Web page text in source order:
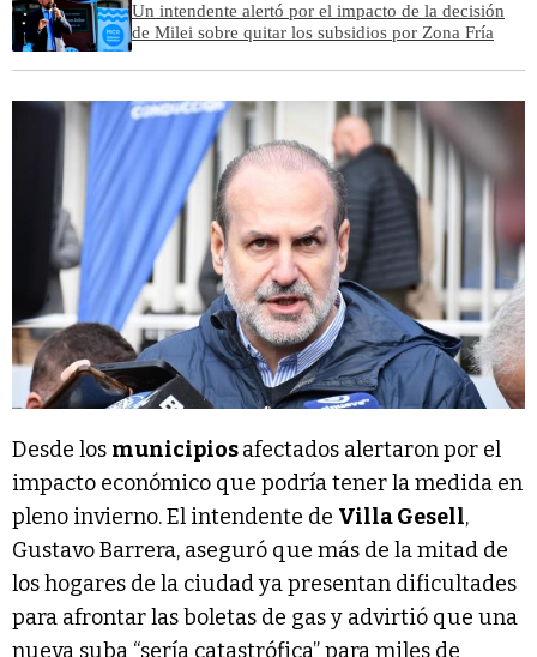
Un intendente alertó por el impacto de la decisión
de Milei sobre quitar los subsidios por Zona Fría
Desde los municipiosafectados alertaron por el
impacto económico que podría tener la medida en
pleno invierno. El intendente de Villa Gesell,
Gustavo Barrera, aseguró que más de la mitad de
los hogares de la ciudad ya presentan dificultades
para afrontar las boletas de gas y advirtió que una
nueva suba “sería catastrófica” para miles de